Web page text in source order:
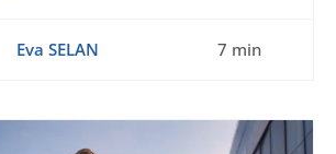
Eva SELAN 7 min